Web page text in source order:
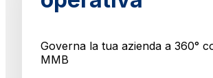
Governa la tua azienda a 360°
MMB